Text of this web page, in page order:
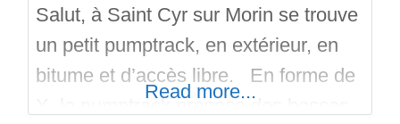
Salut, à Saint Cyr sur Morin se trouve
un petit pumptrack, en extérieur, en
bitume et d’accès libre. En forme de
Read more...